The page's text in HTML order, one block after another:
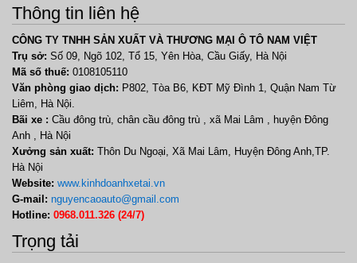
Thông tin liên hệ
CÔNG TY TNHH SẢN XUẤT VÀ THƯƠNG MẠI Ô TÔ NAM VIỆT
Trụ sở: Số 09, Ngõ 102, Tổ 15, Yên Hòa, Cầu Giấy, Hà Nội
Mã số thuế: 0108105110
Văn phòng giao dịch: P802, Tòa B6, KĐT Mỹ Đình 1, Quận Nam Từ
Liêm, Hà Nội.
Bãi xe : Cầu đông trù, chân cầu đông trù , xã Mai Lâm , huyện Đông
Anh , Hà Nội
Xưởng sản xuất: Thôn Du Ngoại, Xã Mai Lâm, Huyện Đông Anh,TP.
Hà Nội
Website: www.kinhdoanhxetai.vn
G-mail: nguyencaoauto@gmail.com
Hotline: 0968.011.326 (24/7)
Trọng tải